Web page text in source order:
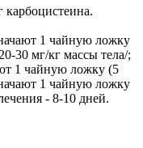
карбоцистеина.
1 чайную ложку
30 мг/кг массы тела/;
1 чайную ложку (5
1 чайную ложку
- 8-10 дней.